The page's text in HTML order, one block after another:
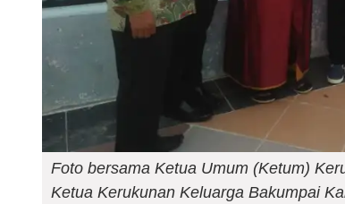
Foto bersama Ketua Umum (Ketum)
Ketua Kerukunan Keluarga Bakumpai